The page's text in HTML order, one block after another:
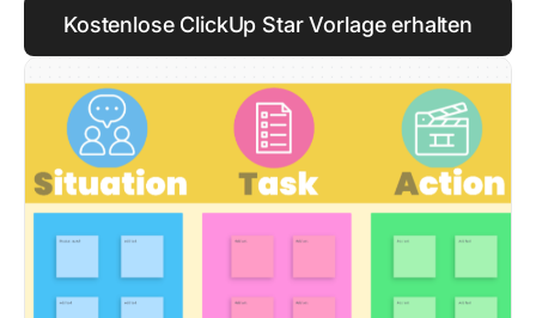
Kostenlose ClickUp Star Vorlage erhalten